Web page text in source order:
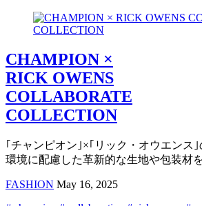
CHAMPION ×
RICK OWENS
COLLABORATE
COLLECTION
｢チャンピオン｣×｢リック・オウエンス｣
環境に配慮した革新的な生地や包装材
FASHION May 16, 2025